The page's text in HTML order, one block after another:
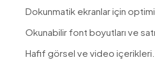
Dokunmatik ekranlar için
Okunabilir font boyutları ve satır
Hafif görsel ve video içerikleri.